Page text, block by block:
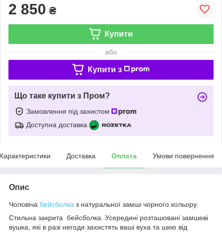
2 850 ₴
Купити
або
Купити з
Що таке купити з Пром?
Замовлення під захистом
Доступна доставка
Доставка Оплата Умови повернення
Опис
Чоловіча бейсболка з натуральної замші чорного кольору.
Стильна закрита бейсболка. Усередині розташовані замшеві
вушка, які в разі негоди захистять ваші вуха та шию від